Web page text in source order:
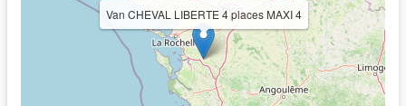
Van CHEVAL LIBERTE 4 places MAXI 4